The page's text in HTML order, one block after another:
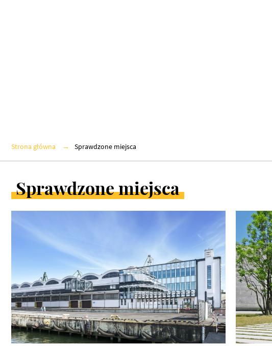
Strona główna Sprawdzone miejsca
Sprawdzone miejsca
ARTYKUŁY
KATEGORII